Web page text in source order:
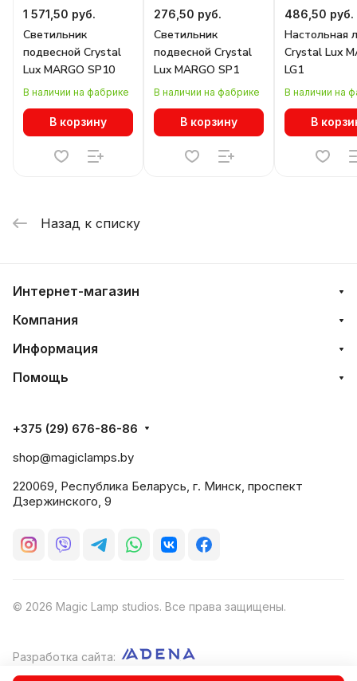
1 571,50 руб.
Светильник
подвесной Crystal
Lux MARGO SP10
В наличии на фабрике
В корзину
276,50 руб.
Светильник
подвесной Crystal
Lux MARGO SP1
В наличии на фабрике
В корзину
486,50 руб.
Настольная
Crystal Lux
LG1
В наличии на
В
Назад к списку
Интернет-магазин
Компания
Информация
Помощь
+375 (29) 676-86-86
shop@magiclamps.by
220069, Республика Беларусь, г. Минск, проспект
Дзержинского, 9
© 2026 Magic Lamp studios. Все права защищены.
Разработка сайта: